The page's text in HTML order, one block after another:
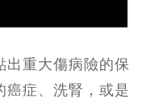
出重大傷病險的保
癌症、洗腎，或是